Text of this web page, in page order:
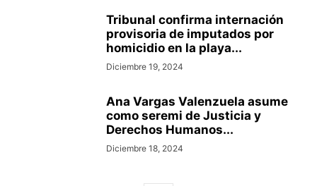
Tribunal confirma internación
provisoria de imputados por
homicidio en la playa...
Diciembre 19, 2024
Ana Vargas Valenzuela asume
como seremi de Justicia y
Derechos Humanos...
Diciembre 18, 2024